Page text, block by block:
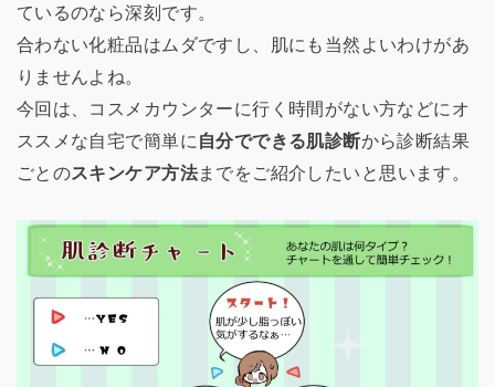
ているのなら深刻です。
合わない化粧品はムダですし、肌にも当然よいわけがあ
りませんよね。
今回は、コスメカウンターに行く時間がない方などにオ
ススメな自宅で簡単に 自分でできる肌診断から診断結果
ごとのスキンケア方法までをご紹介したいと思います。